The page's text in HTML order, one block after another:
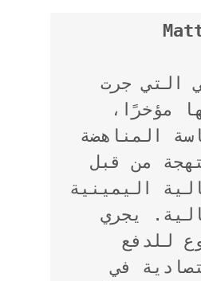
بالتنمية الاقتصادية في